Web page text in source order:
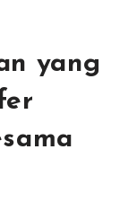
yang